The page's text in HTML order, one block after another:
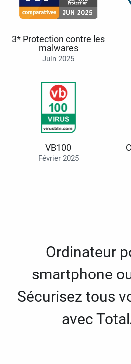
3* Protection contre les
malwares
Juin 2025
VB100
Février 2025
Ordinateur
smartphone
Sécurisez tous
avec